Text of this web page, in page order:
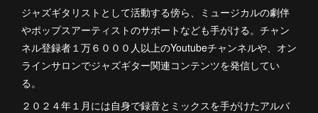
ジャズギタリストとして活動する傍ら、ミュージカルの劇伴
やポップスアーティストのサポートなども手がける。チャン
ネル登録者１万６０００人以上のYoutubeチャンネルや、オン
ラインサロンでジャズギター関連コンテンツを発信してい
る。
２０２４年１月には自身で録音とミックスを手がけたアルバ